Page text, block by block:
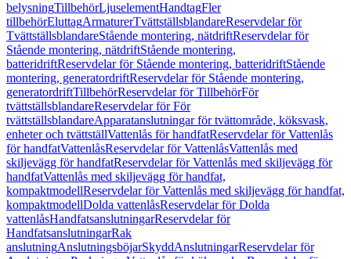
belysningTillbehörLjuselementHandtagFler
tillbehörEluttagArmaturerTvättställsblandareReservdelar för
TvättställsblandareStående montering, nätdriftReservdelar för
Stående montering, nätdriftStående montering,
batteridriftReservdelar för Stående montering, batteridriftStående
montering, generatordriftReservdelar för Stående montering,
generatordriftTillbehörReservdelar för TillbehörFör
tvättställsblandareReservdelar för För
tvättställsblandareApparatanslutningar för tvättområde, köksvask,
enheter och tvättställVattenlås för handfatReservdelar för Vattenlås
för handfatVattenlåsReservdelar för VattenlåsVattenlås med
skiljevägg för handfatReservdelar för Vattenlås med skiljevägg för
handfatVattenlås med skiljevägg för handfat,
kompaktmodellReservdelar för Vattenlås med skiljevägg för handfat,
kompaktmodellDolda vattenlåsReservdelar för Dolda
vattenlåsHandfatsanslutningarReservdelar för
HandfatsanslutningarRak
anslutningAnslutningsböjarSkyddAnslutningarReservdelar för